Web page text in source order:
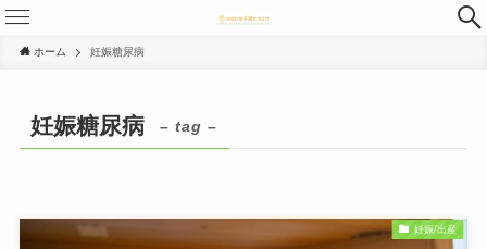
ホーム 妊娠糖尿病
妊娠糖尿病 – tag –
妊娠/出産